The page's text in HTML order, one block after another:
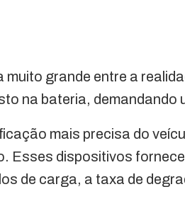
muito grande entre a
na bateria, demandando
mais precisa do
Esses dispositivos
de carga, a taxa de